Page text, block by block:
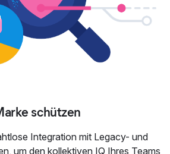
schützen
Integration mit Legacy- und
um den kollektiven IQ Ihres Teams